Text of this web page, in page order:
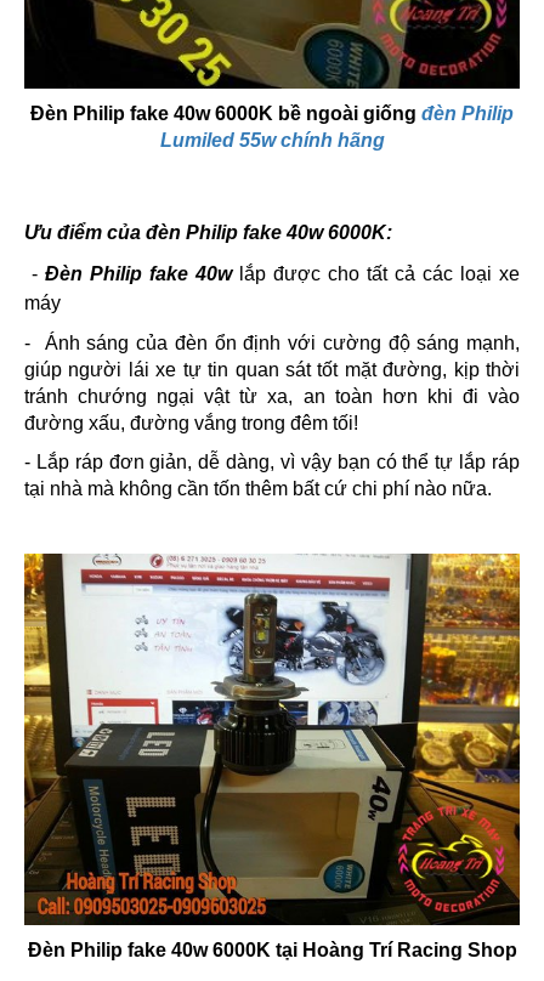
Đèn Philip fake 40w 6000K bề ngoài giống đèn Philip
Lumiled 55w chính hãng
Ưu điểm của đèn Philip fake 40w 6000K:
- Đèn Philip fake 40wlắp được cho tất cả các loại xe
máy
- Ánh sáng của đèn ổn định với cường độ sáng mạnh,
giúp người lái xe tự tin quan sát tốt mặt đường, kịp thời
tránh chướng ngại vật từ xa, an toàn hơn khi đi vào
đường xấu, đường vắng trong đêm tối!
- Lắp ráp đơn giản, dễ dàng, vì vậy bạn có thể tự lắp ráp
tại nhà mà không cần tốn thêm bất cứ chi phí nào nữa.
Đèn Philip fake 40w 6000K tại Hoàng Trí Racing Shop